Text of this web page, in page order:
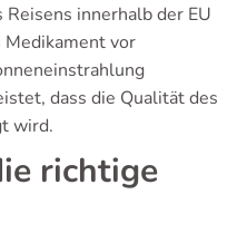
innerhalb der EU
Medikament vor
dass die Qualität des
wird.
richtige